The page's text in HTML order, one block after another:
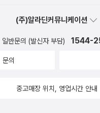
길로 갑니다. 타이르는 말씨는
이기에 풀면서 푸근하고, ‘물’은
마련입니다. 좋은말을 하기에
이루는 ‘싫다’와 ‘나쁘다’가 함
기 일쑤입니다. 멋이 아닌 눈길
낌글을 쓰게 마련이고, 누리
볼 적에는 스스로 눈길을 틔우
는 헛바람입니다. 누가 하든
(주)알라딘커뮤니케이션
일반문의 (발신자 부담) 1544-
문의
중고매장 위치, 영업시간 안내